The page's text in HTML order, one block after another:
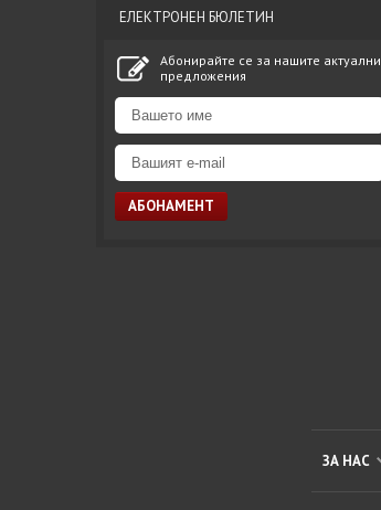
ЕЛЕКТРОНЕН БЮЛЕТИН
Абонирайте се за нашите актуални
предложения
ЗА НАС